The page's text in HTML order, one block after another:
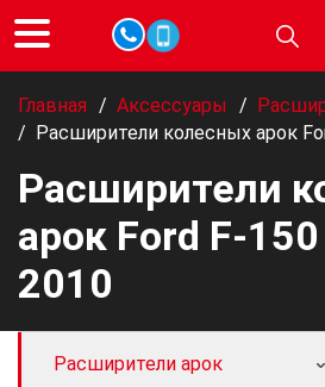
Главная / Аксессуары /
/ Расширители колесных арок
Расширители
арок Ford F-
2010
Расширители арок